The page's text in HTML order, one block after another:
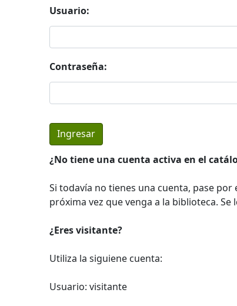
Usuario:
Contraseña:
¿No tiene una cuenta activa en el
Si todavía no tienes una cuenta, pase
próxima vez que venga a la biblioteca.
¿Eres visitante?
Utiliza la siguiene cuenta:
Usuario: visitante